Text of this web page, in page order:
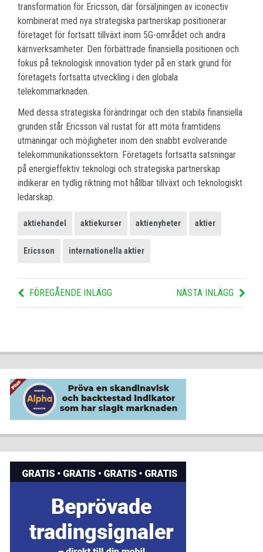
transformation för Ericsson, där försäljningen av iconectiv
kombinerat med nya strategiska partnerskap positionerar
företaget för fortsatt tillväxt inom 5G-området och andra
kärnverksamheter. Den förbättrade finansiella positionen och
fokus på teknologisk innovation tyder på en stark grund för
företagets fortsatta utveckling i den globala
telekommarknaden.
Med dessa strategiska förändringar och den stabila finansiella
grunden står Ericsson väl rustat för att möta framtidens
utmaningar och möjligheter inom den snabbt evolverande
telekommunikationssektorn. Företagets fortsatta satsningar
på energieffektiv teknologi och strategiska partnerskap
indikerar en tydlig riktning mot hållbar tillväxt och teknologiskt
ledarskap.
aktiehandel aktiekurser aktienyheter aktier
Ericsson internationella aktier
FÖREGÅENDE INLÄGG NÄSTA INLÄGG